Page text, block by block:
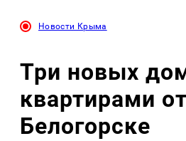
Новости Крыма
Три новых
квартирами
Белогорске